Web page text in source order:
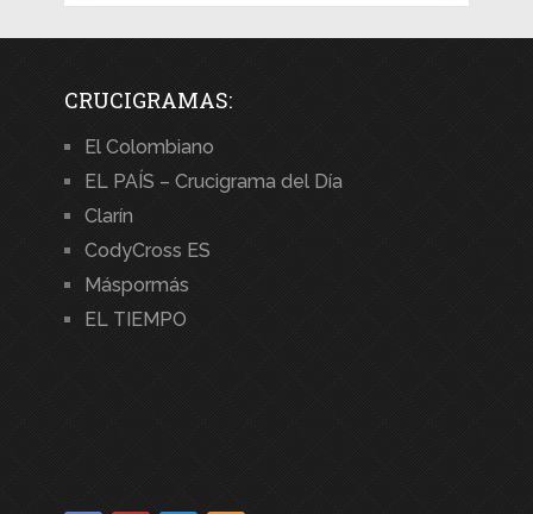
CRUCIGRAMAS:
El Colombiano
EL PAÍS – Crucigrama del Día
Clarín
CodyCross ES
Máspormás
EL TIEMPO